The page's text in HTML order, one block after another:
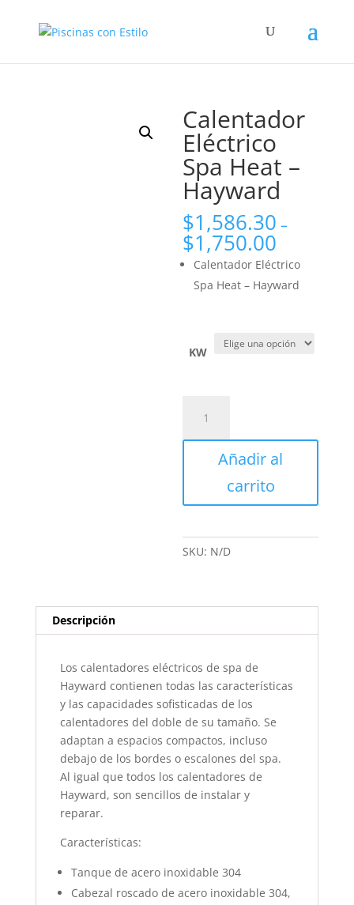
Calentador
Eléctrico
Spa Heat –
Hayward
$1,586.30 –
$1,750.00
Calentador Eléctrico
Spa Heat – Hayward
KW
Eléctrico
Spa
Hayward
Añadir al
carrito
SKU: N/D
Descripción
Los calentadores eléctricos de spa de
Hayward contienen todas las características
y las capacidades sofisticadas de los
calentadores del doble de su tamaño. Se
adaptan a espacios compactos, incluso
debajo de los bordes o escalones del spa.
Al igual que todos los calentadores de
Hayward, son sencillos de instalar y
reparar.
Características:
Tanque de acero inoxidable 304
Cabezal roscado de acero inoxidable 304,